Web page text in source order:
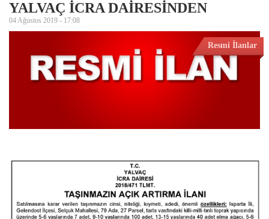
YALVAÇ İCRA DAİRESİNDEN
04 Ağustos 2019 - 17:08
Resmi İlanlar